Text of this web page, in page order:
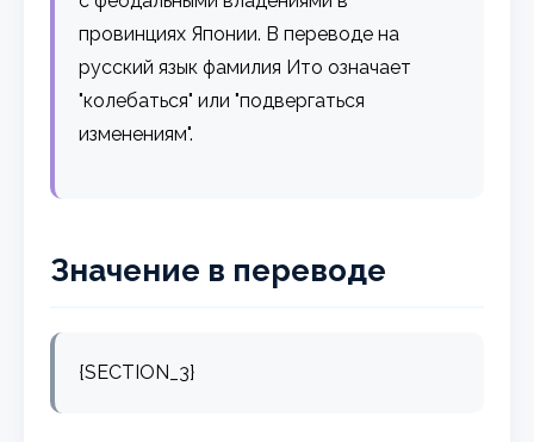
провинциях Японии. В переводе на
русский язык фамилия Ито означает
"колебаться" или "подвергаться
изменениям".
Значение в переводе
{SECTION_3}